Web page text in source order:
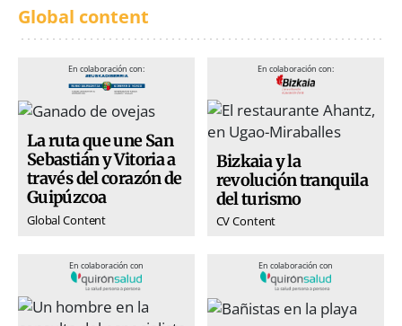
Global content
En colaboración con:
La ruta que une San
Sebastián y Vitoria a
través del corazón de
Guipúzcoa
Global Content
En colaboración con:
Bizkaia y la
revolución tranquila
del turismo
CV Content
En colaboración con En colaboración con